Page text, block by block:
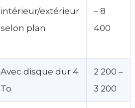
intérieur/extérieur
selon plan
– 8
400
Avec disque dur 4
To
2 200 –
3 200